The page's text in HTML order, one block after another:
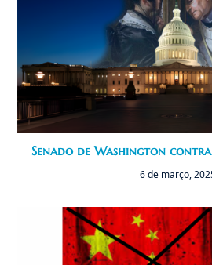
Senado de Washington
6 de março,